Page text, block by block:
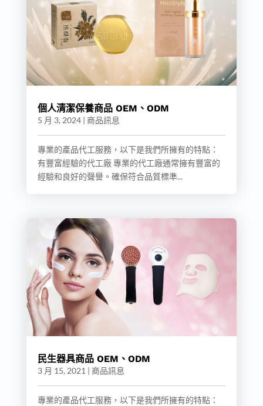
個人清潔保養商品 OEM、ODM
5 月 3, 2024| 商品訊息
專業的產品代工服務，以下是我們所擁有的特點：
有豐富經驗的代工廠 專業的代工廠通常擁有豐富的
經驗和良好的聲譽。確保符合品質標準...
民生器具商品 OEM、ODM
3 月 15, 2021 | 商品訊息
專業的產品代工服務，以下是我們所擁有的特點：